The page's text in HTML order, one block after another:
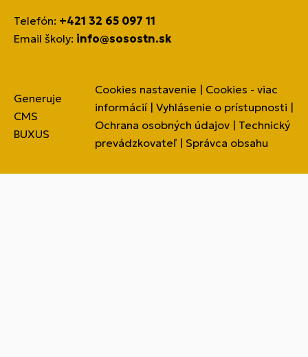
Telefón: +421 32 65 097 11
Email školy: info@sosostn.sk
Generuje
CMS
BUXUS
Cookies nastavenie | Cookies - viac
informácií | Vyhlásenie o prístupnosti |
Ochrana osobných údajov | Technický
prevádzkovateľ | Správca obsahu